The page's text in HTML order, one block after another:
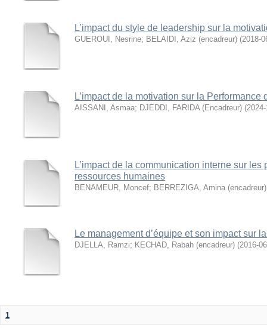
L’impact du style de leadership sur la
GUEROUI, Nesrine; BELAIDI, Aziz (encadreur) (2018-
L’impact de la motivation sur la
AISSANI, Asmaa; DJEDDI, FARIDA (Encadreur) (
L’impact de la communication interne sur
ressources humaines
BENAMEUR, Moncef; BERREZIGA, Amina (encadreur)
Le management d’équipe et son impact sur
DJELLA, Ramzi; KECHAD, Rabah (encadreur) (2016-
1